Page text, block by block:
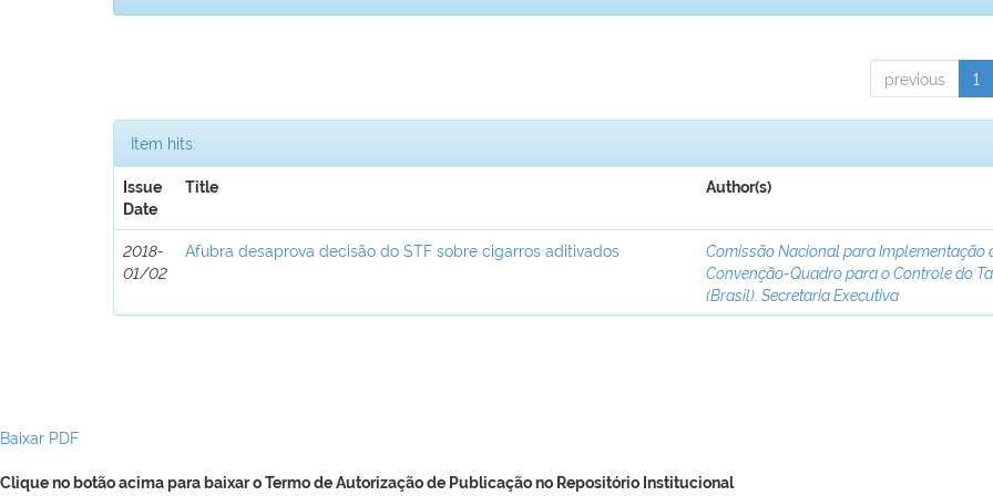
previous 1
Item hits:
Issue
Date
Title Author(s)
2018-
01/02
Afubra desaprova decisão do STF sobre cigarros aditivados
Comissão Nacional para Implementação
Convenção-Quadro para o Controle do
(Brasil). Secretaria Executiva
Baixar PDF
Clique no botão acima para baixar o Termo de Autorização de Publicação no Repositório Institucional